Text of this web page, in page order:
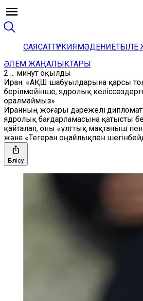
САЯСАТТҮРКИЯМӘДЕНИЕТБІЛЕ
ӘЛЕМ ЖАҢАЛЫҚТАРЫ
2 ... минут оқылды
Иран: «АҚШ шабуылдарына қарсы
берілмейінше, ядролық
оралмаймыз»
Иранның жоғары дәрежелі
ядролық бағдарламасына қатысты
қайталап, оны «ұлттық мақтаныш
және «Тегеран оңайлықпен
Бөлісу